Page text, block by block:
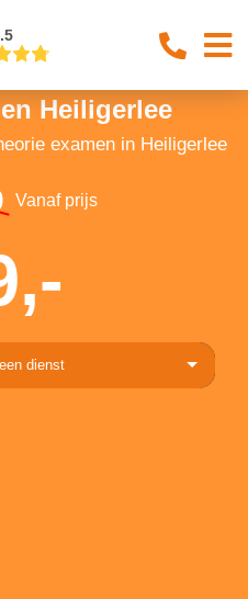
Heiligerlee
examen in Heiligerlee
Vanaf prijs
dienst